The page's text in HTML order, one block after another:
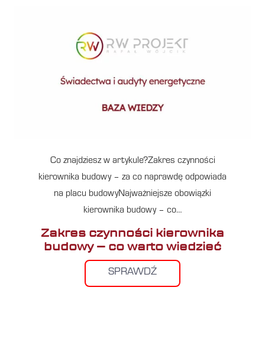
Co znajdziesz w artykule?Zakres czynności
kierownika budowy – za co naprawdę odpowiada
na placu budowyNajważniejsze obowiązki
kierownika budowy – co…
Zakres czynności kierownika
budowy – co warto wiedzieć
SPRAWDŹ